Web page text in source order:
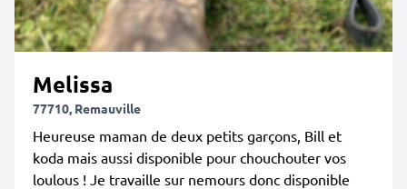
Melissa
77710, Remauville
Heureuse maman de deux petits garçons, Bill et
koda mais aussi disponible pour chouchouter vos
loulous ! Je travaille sur nemours donc disponible